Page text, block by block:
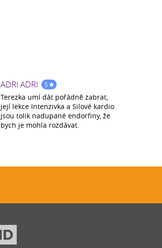
ADRI ADRI 5
Terezka umí dát pořádně zabrat,
její lekce Intenzivka a Silové kardio
jsou tolik nadupané endorfiny, že
bych je mohla rozdávat.